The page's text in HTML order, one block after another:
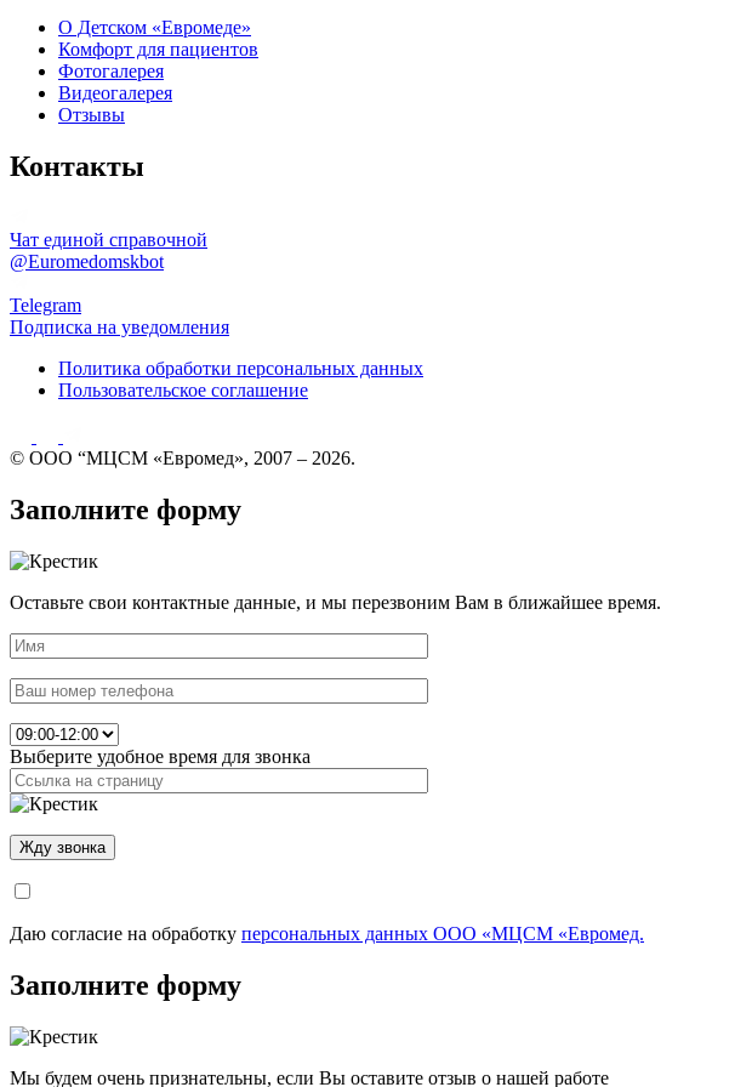
О Детском «Евромеде»
Комфорт для пациентов
Фотогалерея
Видеогалерея
Отзывы
Контакты
Чат единой справочной
@Euromedomskbot
Telegram
Подписка на уведомления
Политика обработки персональных данных
Пользовательское соглашение
© ООО “МЦСМ «Евромед», 2007 – 2026.
Заполните форму
Оставьте свои контактные данные, и мы перезвоним Вам в ближайшее время.
Выберите удобное время для звонка
Даю согласие на обработку персональных данных ООО «МЦСМ «Евромед.
Заполните форму
Мы будем очень признательны, если Вы оставите отзыв о нашей работе